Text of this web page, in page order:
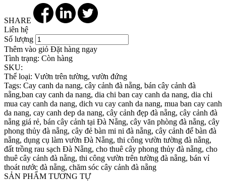
SHARE
Liên hệ
Số lượng
Thêm vào giỏ Đặt hàng ngay
Tình trạng: Còn hàng
SKU:
Thể loại: Vườn trên tường, vườn đứng
Tags: Cay canh da nang, cây cảnh đà nẵng, bán cây cảnh đà
nẵng,ban cay canh da nang, dia chi ban cay canh da nang, dia chi
mua cay canh da nang, dich vu cay canh da nang, mua ban cay canh
da nang, cay canh dep da nang, cây cảnh đẹp đà nẵng, cây cảnh đà
nẵng giá rẻ, bán cây cảnh tại Đà Nẵng, cây văn phòng đà nẵng, cây
phong thủy đà nẵng, cây đẻ bàn mi ni đà nẵng, cây cảnh để bàn đà
nẵng, dụng cụ làm vườn Đà Nẵng, thi công vườn tường đà nẵng,
đất trồng rau sạch Đà Nẵng, cho thuê cây phong thủy đà nẵng, cho
thuê cây cảnh đà nẵng, thi công vườn trên tường đà nẵng, bán vỉ
thoát nước đà nẵng, chăm sóc cây cảnh đà nẵng
SẢN PHẨM TƯƠNG TỰ